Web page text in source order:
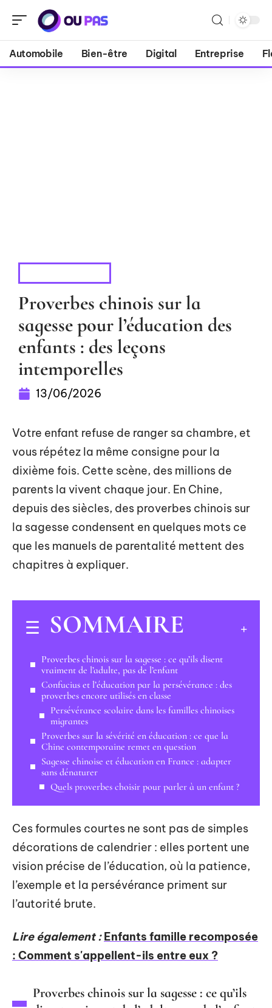
Automobile Bien-être Digital Entreprise
Proverbes chinois sur la
sagesse pour l’éducation des
enfants : des leçons
intemporelles
13/06/2026
Votre enfant refuse de ranger sa chambre, et
vous répétez la même consigne pour la
dixième fois. Cette scène, des millions de
parents la vivent chaque jour. En Chine,
depuis des siècles, des proverbes chinois sur
la sagesse condensent en quelques mots ce
que les manuels de parentalité mettent des
chapitres à expliquer.
SOMMAIRE
Proverbes chinois sur la sagesse : ce qu’ils disent
vraiment de l’adulte, pas de l’enfant
Confucius et l’éducation par la persévérance : des
proverbes encore utilisés en classe
Persévérance scolaire dans les familles chinoises
migrantes
Proverbes sur la sévérité en éducation : ce que la
Chine contemporaine remet en question
Sagesse chinoise et éducation en France : adapter
sans dénaturer
Quels proverbes choisir pour parler à un enfant ?
Ces formules courtes ne sont pas de simples
décorations de calendrier : elles portent une
vision précise de l’éducation, où la patience,
l’exemple et la persévérance priment sur
l’autorité brute.
Lire également : Enfants famille recomposée
: Comment s'appellent-ils entre eux ?
Proverbes chinois sur la sagesse : ce qu’ils